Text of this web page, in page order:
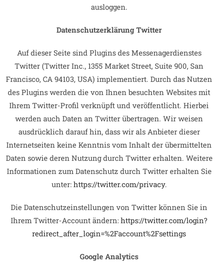
ausloggen.
Datenschutzerklärung Twitter
Auf dieser Seite sind Plugins des Messenagerdienstes
Twitter (Twitter Inc., 1355 Market Street, Suite 900, San
Francisco, CA 94103, USA) implementiert. Durch das Nutzen
des Plugins werden die von Ihnen besuchten Websites mit
Ihrem Twitter-Profil verknüpft und veröffentlicht. Hierbei
werden auch Daten an Twitter übertragen. Wir weisen
ausdrücklich darauf hin, dass wir als Anbieter dieser
Internetseiten keine Kenntnis vom Inhalt der übermittelten
Daten sowie deren Nutzung durch Twitter erhalten. Weitere
Informationen zum Datenschutz durch Twitter erhalten Sie
unter: https://twitter.com/privacy.
Die Datenschutzeinstellungen von Twitter können Sie in
Ihrem Twitter-Account ändern: https://twitter.com/login?
redirect_after_login=%2Faccount%2Fsettings
Google Analytics